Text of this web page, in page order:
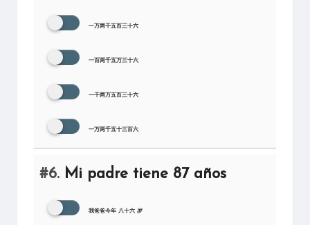
一万两千五百三十六
一百两千五万三十六
一千两万五百三十六
一万两千五十三百六
#6. Mi padre tiene 87 años
我爸爸今年 八十六 岁